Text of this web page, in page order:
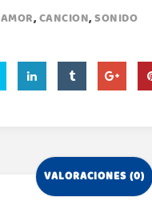
AMOR,CANCION,SONIDO
VALORACIONES (0)